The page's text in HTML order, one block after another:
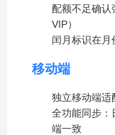
配额不足确认
VIP）
闰月标识在月
移动端
独立移动端适
全功能同步：
端一致